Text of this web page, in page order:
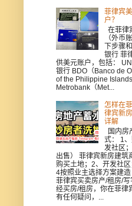
菲律宾
户？
在菲律
（外币
下步骤
银行 菲
供美元账户，包括：
银行 BDO（Banco de
of the Philippine Islands
Metrobank（Met...
怎样在
律宾新
详解
国内房
式： 1
发社区
出售） 菲律宾新房建筑
购买土地；2、开发社区
4按照业主选择方案建
菲律宾买卖房产/租房/
经买房/租房，你在菲律
有任何疑问，...